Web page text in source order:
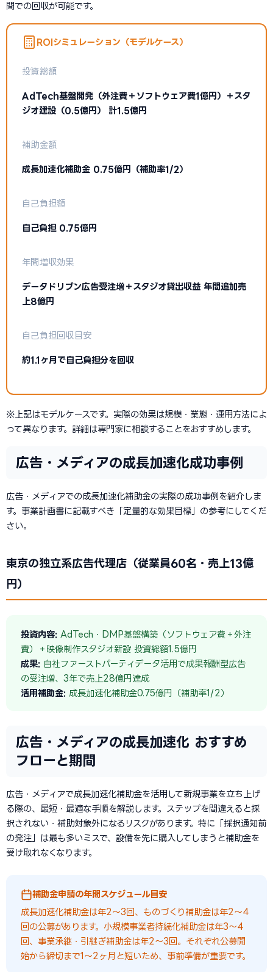
間での回収が可能です。
ROIシミュレーション（モデルケース）
投資総額
AdTech基盤開発（外注費＋ソフトウェア費1億円）＋スタ
ジオ建設（0.5億円） 計1.5億円
補助金額
成長加速化補助金 0.75億円（補助率1/2）
自己負担額
自己負担 0.75億円
年間増収効果
データドリブン広告受注増＋スタジオ貸出収益 年間追加売
上8億円
自己負担回収目安
約1.1ヶ月で自己負担分を回収
※上記はモデルケースです。実際の効果は規模・業態・運用方法によ
って異なります。詳細は専門家に相談することをおすすめします。
広告・メディアの成長加速化成功事例
広告・メディアでの成長加速化補助金の実際の成功事例を紹介しま
す。事業計画書に記載すべき「定量的な効果目標」の参考にしてくだ
さい。
東京の独立系広告代理店（従業員60名・売上13億
円）
投資内容: AdTech・DMP基盤構築（ソフトウェア費＋外注
費）＋映像制作スタジオ新設 投資総額1.5億円
成果: 自社ファーストパーティデータ活用で成果報酬型広告
の受注増、3年で売上28億円達成
活用補助金: 成長加速化補助金0.75億円（補助率1/2）
広告・メディアの成長加速化 おすすめ
フローと期間
広告・メディアで成長加速化補助金を活用して新規事業を立ち上げ
る際の、最短・最適な手順を解説します。ステップを間違えると採
択されない・補助対象外になるリスクがあります。特に「採択通知前
の発注」は最も多いミスで、設備を先に購入してしまうと補助金を
受け取れなくなります。
補助金申請の年間スケジュール目安
成長加速化補助金は年2〜3回、ものづくり補助金は年2〜4
回の公募があります。小規模事業者持続化補助金は年3〜4
回、事業承継・引継ぎ補助金は年2〜3回。それぞれ公募開
始から締切まで1〜2ヶ月と短いため、事前準備が重要です。